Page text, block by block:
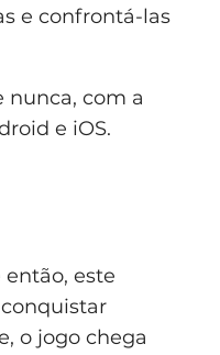
e confrontá-las
nunca, com a
e iOS.
este
o jogo chega